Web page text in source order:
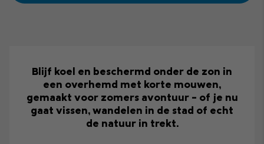
Blijf koel en beschermd onder de zon in
een overhemd met korte mouwen,
gemaakt voor zomers avontuur – of je nu
gaat vissen, wandelen in de stad of echt
de natuur in trekt.